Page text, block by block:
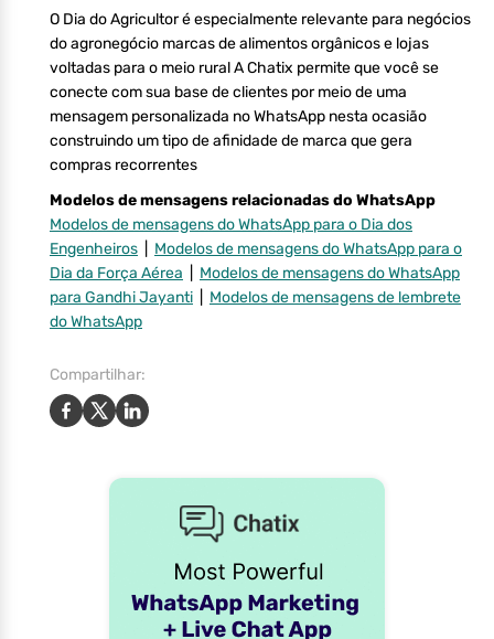
O Dia do Agricultor é especialmente relevante para negócios
do agronegócio marcas de alimentos orgânicos e lojas
voltadas para o meio rural A Chatix permite que você se
conecte com sua base de clientes por meio de uma
mensagem personalizada no WhatsApp nesta ocasião
construindo um tipo de afinidade de marca que gera
compras recorrentes
Modelos de mensagens relacionadas do WhatsApp
Modelos de mensagens do WhatsApp para o Dia dos
Engenheiros
Modelos de mensagens do WhatsApp para o
Dia da Força Aérea
Modelos de mensagens do WhatsApp
para Gandhi Jayanti
Modelos de mensagens de lembrete
do WhatsApp
Compartilhar: